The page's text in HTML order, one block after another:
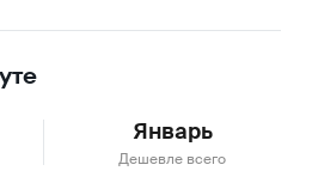
Январь
Дешевле всего